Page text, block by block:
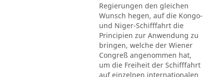
Regierungen den gleichen
Wunsch hegen, auf die Kongo-
und Niger-Schifffahrt die
Principien zur Anwendung zu
bringen, welche der Wiener
Congreß angenommen hat,
um die Freiheit der Schifffahrt
auf einzelnen internationalen